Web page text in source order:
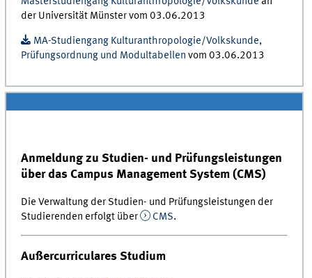
der Universität Münster vom 03.06.2013
MA-Studiengang Kulturanthropologie/Volkskunde,
Prüfungsordnung und Modultabellenvom 03.06.2013
Anmeldung zu Studien- und Prüfungsleistungen
über das Campus Management System (CMS)
Die Verwaltung der Studien- und Prüfungsleistungen der
Studierenden erfolgt über
CMS.
Außercurriculares Studium